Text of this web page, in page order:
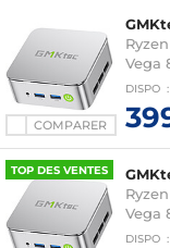
COMPARER
Vega
DISPO :
TOP DES VENTES
Vega
DISPO :